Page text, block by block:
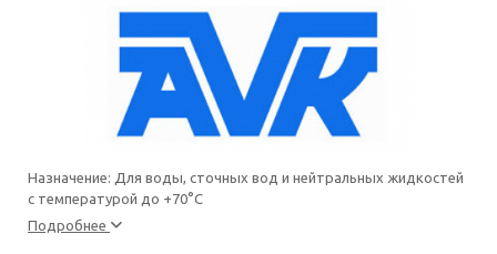
Назначение: Для воды, сточных вод и нейтральных жидкостей
с температурой до +70°С
Подробнее